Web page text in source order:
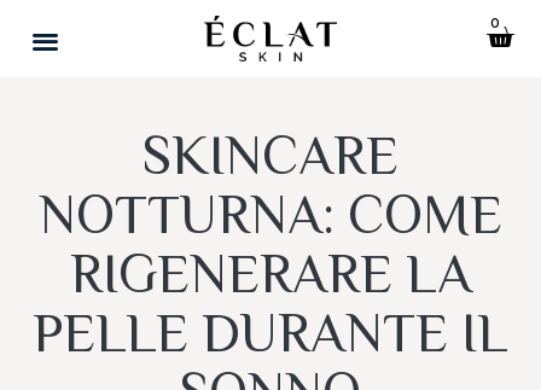
0
SKINCARE
NOTTURNA: COME
RIGENERARE LA
PELLE DURANTE IL